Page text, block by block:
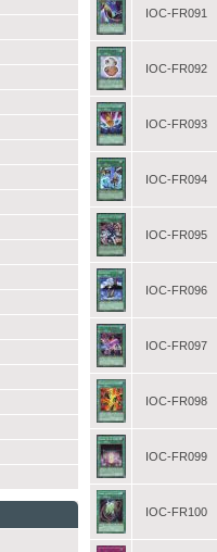
IOC-FR091
IOC-FR092
IOC-FR093
IOC-FR094
IOC-FR095
IOC-FR096
IOC-FR097
IOC-FR098
IOC-FR099
IOC-FR100